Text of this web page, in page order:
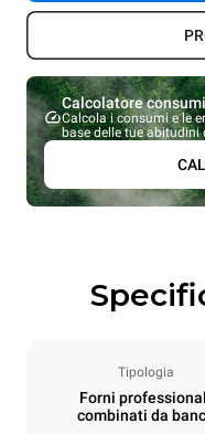
Calcolatore
Calcola i consumi e le
base delle tue abitudini
Tipologia
Forni
combinati da